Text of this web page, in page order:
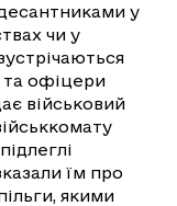
у
чи у
та офіцери
військовий
їм про
якими